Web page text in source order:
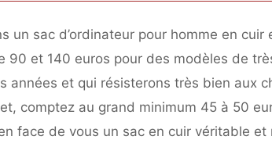
un sac d’ordinateur pour homme en cuir
90 et 140 euros pour des modèles de
années et qui résisterons très bien aux
comptez au grand minimum 45 à 50
face de vous un sac en cuir véritable et